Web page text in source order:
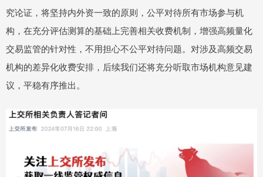
究论证，将坚持内外资一致的原则，公平对待所有市场参与机
构，在充分评估测算的基础上完善相关收费机制，增强高频量化
交易监管的针对性，不用担心不公平对待问题。对涉及高频交易
机构的差异化收费安排，后续我们还将充分听取市场机构意见建
议，平稳有序推出。